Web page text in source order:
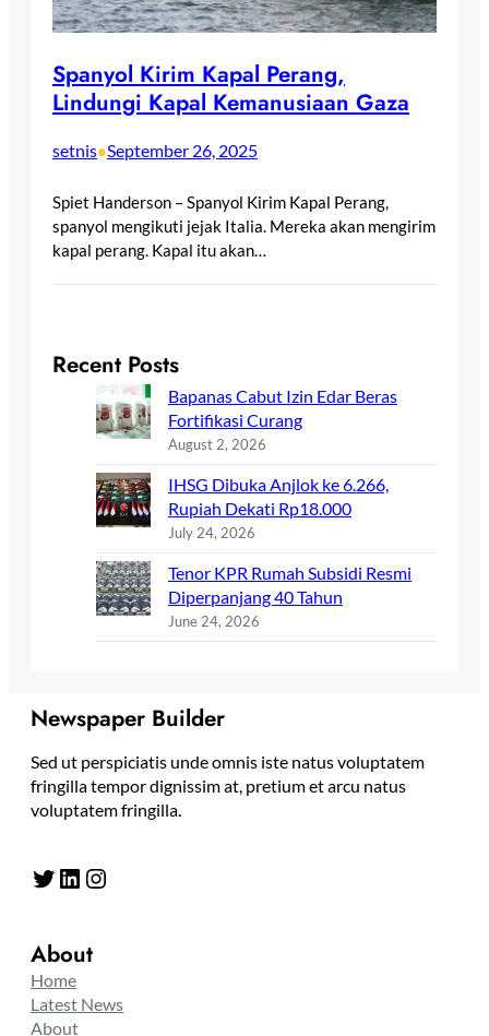
Spanyol Kirim Kapal Perang,
Lindungi Kapal Kemanusiaan Gaza
setnis•September 26, 2025
Spiet Handerson – Spanyol Kirim Kapal Perang,
spanyol mengikuti jejak Italia. Mereka akan mengirim
kapal perang. Kapal itu akan…
Recent Posts
Bapanas Cabut Izin Edar Beras
Fortifikasi Curang
August 2, 2026
IHSG Dibuka Anjlok ke 6.266,
Rupiah Dekati Rp18.000
July 24, 2026
Tenor KPR Rumah Subsidi Resmi
Diperpanjang 40 Tahun
June 24, 2026
Newspaper Builder
Sed ut perspiciatis unde omnis iste natus voluptatem
fringilla tempor dignissim at, pretium et arcu natus
voluptatem fringilla.
Twitter LinkedIn Instagram
About
Home
Latest News
About